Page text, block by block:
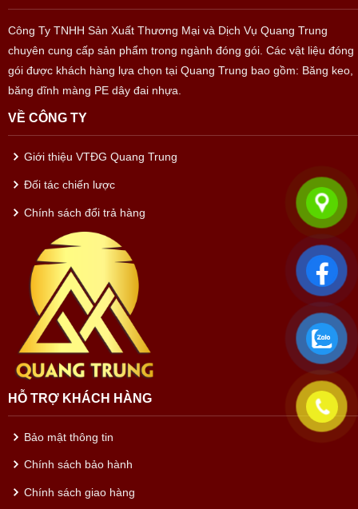
Công Ty TNHH Sản Xuất Thương Mại và Dịch Vụ Quang Trung
chuyên cung cấp sản phẩm trong ngành đóng gói. Các vật liệu đóng
gói được khách hàng lựa chọn tại Quang Trung bao gồm: Băng keo,
băng dĩnh màng PE dây đai nhựa.
VỀ CÔNG TY
Giới thiệu VTĐG Quang Trung
Đối tác chiến lược
Chính sách đổi trả hàng
HỖ TRỢ KHÁCH HÀNG
Bảo mật thông tin
Chính sách bảo hành
Chính sách giao hàng